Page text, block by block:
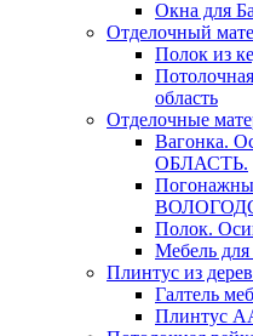
Окна для
Отделочный
Полок из
область
Отделочные
Вагонка.
ОБЛАСТЬ.
Полок.
Мебель для
Плинтус из
Галтель
Плинтус